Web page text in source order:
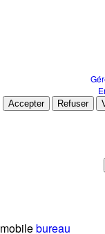
Accepter Refuser
mobilebureau